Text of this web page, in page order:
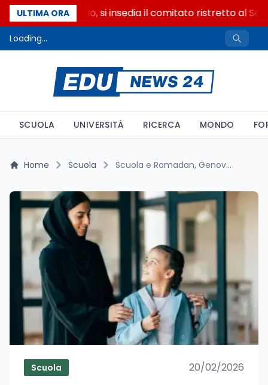
ULTIMA ORA
Riforma del calcio, si insedia il comitato ristretto al
Loading...
SCUOLA UNIVERSITÀ RICERCA MONDO
Home Scuola Scuola e Ramadan, Genova al centro della polemica: la dirigente promuove il benessere degli studenti, ma divampa lo scontro politico-culturale
Scuola 20/02/2026